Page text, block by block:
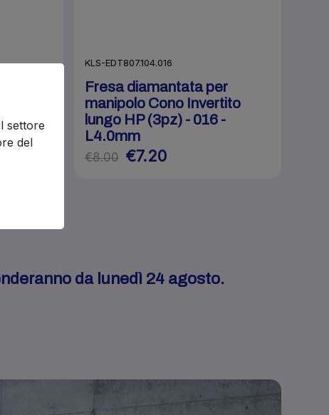
KLS-EDT807.104.016
Fresa diamantata per
manipolo Cono Invertito
lungo HP (3pz) - 016 -
L4.0mm
€8.00 €7.20
da lunedì 24 agosto.
settore
del